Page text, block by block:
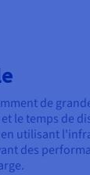
de
le temps de
utilisant
des